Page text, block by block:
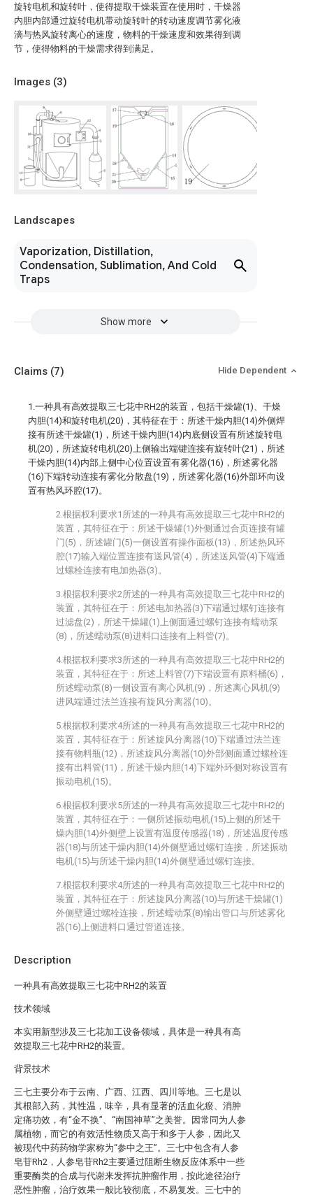
旋转电机和旋转叶，使得提取干燥装置在使用时，干燥器
内胆内部通过旋转电机带动旋转叶的转动速度调节雾化液
滴与热风旋转离心的速度，物料的干燥速度和效果得到调
节，使得物料的干燥需求得到满足。
Images (3)
Landscapes
Vaporization, Distillation,
Condensation, Sublimation, And Cold
Traps
Show more
Description
一种具有高效提取三七花中RH2的装置
技术领域
本实用新型涉及三七花加工设备领域，具体是一种具有高
效提取三七花中RH2的装置。
背景技术
三七主要分布于云南、广西、江西、四川等地。三七是以
其根部入药，其性温，味辛，具有显著的活血化瘀、消肿
定痛功效，有“金不换”、“南国神草”之美誉。因常同为人参
属植物，而它的有效活性物质又高于和多于人参，因此又
被现代中药药物学家称为“参中之王”。三七中包含有人参
皂苷Rh2，人参皂苷Rh2主要通过阻断生物反应体系中一些
重要酶类的合成与代谢来发挥抗肿瘤作用，按此途径治疗
恶性肿瘤，治疗效果一般比较彻底，不易复发。三七中的
Claims (7) Hide Dependent
1.一种具有高效提取三七花中RH2的装置，包括干燥罐(1)、干燥
内胆(14)和旋转电机(20)，其特征在于：所述干燥内胆(14)外侧焊
接有所述干燥罐(1)，所述干燥内胆(14)内底侧设置有所述旋转电
机(20)，所述旋转电机(20)上侧输出端键连接有旋转叶(21)，所述
干燥内胆(14)内部上侧中心位置设置有雾化器(16)，所述雾化器
(16)下端转动连接有雾化分散盘(19)，所述雾化器(16)外部环向设
置有热风环腔(17)。
2.根据权利要求1所述的一种具有高效提取三七花中RH2的
装置，其特征在于：所述干燥罐(1)外侧通过合页连接有罐
门(5)，所述罐门(5)一侧设置有操作面板(13)，所述热风环
腔(17)输入端位置连接有送风管(4)，所述送风管(4)下端通
过螺栓连接有电加热器(3)。
3.根据权利要求2所述的一种具有高效提取三七花中RH2的
装置，其特征在于：所述电加热器(3)下端通过螺钉连接有
过滤盘(2)，所述干燥罐(1)上侧面通过螺钉连接有蠕动泵
(8)，所述蠕动泵(8)进料口连接有上料管(7)。
4.根据权利要求3所述的一种具有高效提取三七花中RH2的
装置，其特征在于：所述上料管(7)下端设置有原料桶(6)，
所述蠕动泵(8)一侧设置有离心风机(9)，所述离心风机(9)
进风端通过法兰连接有旋风分离器(10)。
5.根据权利要求4所述的一种具有高效提取三七花中RH2的
装置，其特征在于：所述旋风分离器(10)下端通过法兰连
接有物料瓶(12)，所述旋风分离器(10)外部侧面通过螺栓连
接有出料管(11)，所述干燥内胆(14)下端外环侧对称设置有
振动电机(15)。
6.根据权利要求5所述的一种具有高效提取三七花中RH2的
装置，其特征在于：一侧所述振动电机(15)上侧的所述干
燥内胆(14)外侧壁上设置有温度传感器(18)，所述温度传感
器(18)与所述干燥内胆(14)外侧壁通过螺钉连接，所述振动
电机(15)与所述干燥内胆(14)外侧壁通过螺钉连接。
7.根据权利要求4所述的一种具有高效提取三七花中RH2的
装置，其特征在于：所述旋风分离器(10)与所述干燥罐(1)
外侧壁通过螺栓连接，所述蠕动泵(8)输出管口与所述雾化
器(16)上侧进料口通过管道连接。